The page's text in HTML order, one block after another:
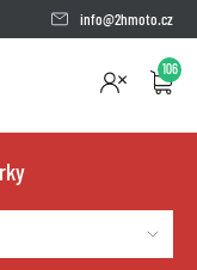
info@2hmoto.cz
106